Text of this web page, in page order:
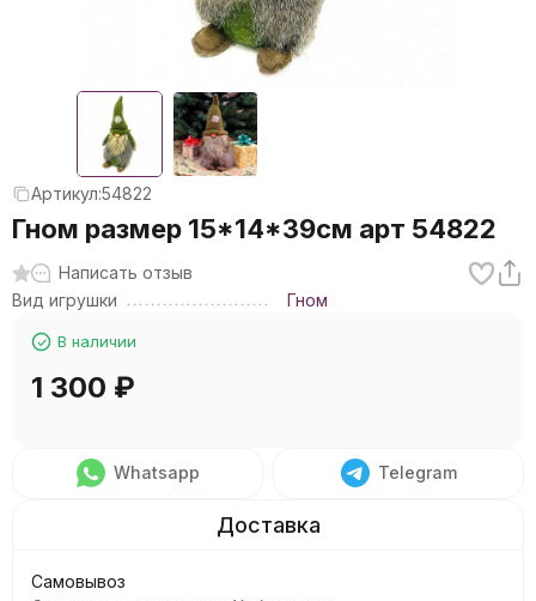
Артикул:54822
Гном размер 15*14*39см арт 54822
Написать отзыв
Вид игрушки
Гном
В наличии
1 300 ₽
Whatsapp Telegram
Самовывоз